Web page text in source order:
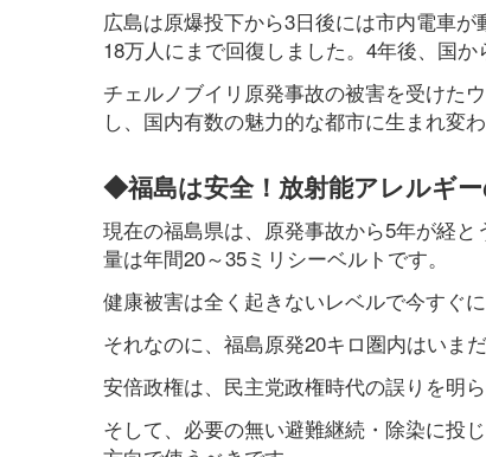
広島は原爆投下から3日後には市内電車
18万人にまで回復しました。4年後、国
チェルノブイリ原発事故の被害を受けた
し、国内有数の魅力的な都市に生まれ変わ
◆福島は安全！放射能アレルギ
現在の福島県は、原発事故から5年が経
量は年間20～35ミリシーベルトです。
健康被害は全く起きないレベルで今すぐ
それなのに、福島原発20キロ圏内はいま
安倍政権は、民主党政権時代の誤りを明
そして、必要の無い避難継続・除染に投